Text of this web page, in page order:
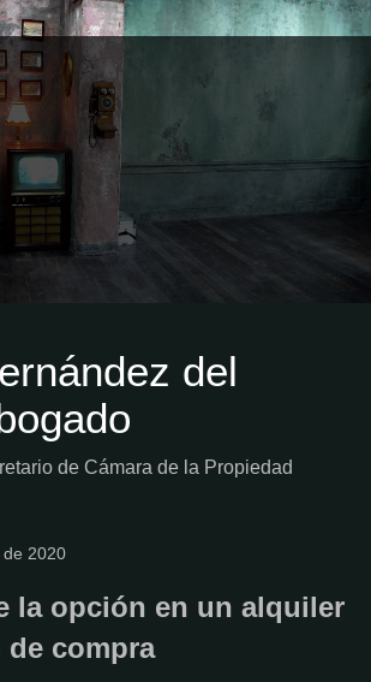
del
de Cámara de la Propiedad
de 2020
la opción en un alquiler
compra